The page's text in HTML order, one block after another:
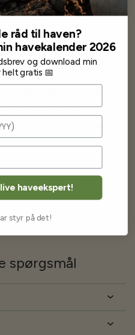
siger...
og hjælp fra Barney (Bjarne)
kroner med posten
med Bjarne har jeg altid mødt
her fra
spørgsmål
råd til haven?
havekalender 2026
og download min
helt gratis 📅
haveekspert!
styr på det!